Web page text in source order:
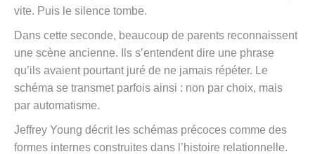
vite. Puis le silence tombe.
Dans cette seconde, beaucoup de parents reconnaissent
une scène ancienne. Ils s’entendent dire une phrase
qu’ils avaient pourtant juré de ne jamais répéter. Le
schéma se transmet parfois ainsi : non par choix, mais
par automatisme.
Jeffrey Young décrit les schémas précoces comme des
formes internes construites dans l’histoire relationnelle.